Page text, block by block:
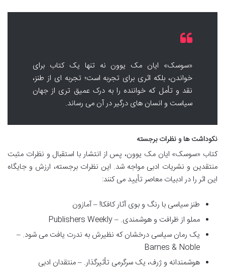
«سوسک» ایان مک یوون نه تنها یک کتاب برای
خواندن، بلکه اثری برای تجربه است؛ تجربه ای از طنز،
نقد و تأمل که خواننده را به درک عمیق تری از جهان
سیاست و انسان های درگیر در آن می رساند.
نکوداشت ها و نظرات برجسته
کتاب «سوسک» ایان مک یوون، پس از انتشار با استقبال و نظرات مثبت
منتقدین و نشریات ادبی مواجه شد. این نظرات برجسته، ارزش و جایگاه
این اثر را در ادبیات معاصر تأیید می کنند:
طنز سیاسی با رنگ و بوی آثار کافکا! – آمازون
مملو از ظرافت و هوشمندی. – Publishers Weekly
یک رمان سیاسی درخشان که نظیرش به ندرت یافت می شود. –
Barnes & Noble
هوشمندانه و ژرف، یک سرگرمی تأثیرگذار. – منتقدان ادبی